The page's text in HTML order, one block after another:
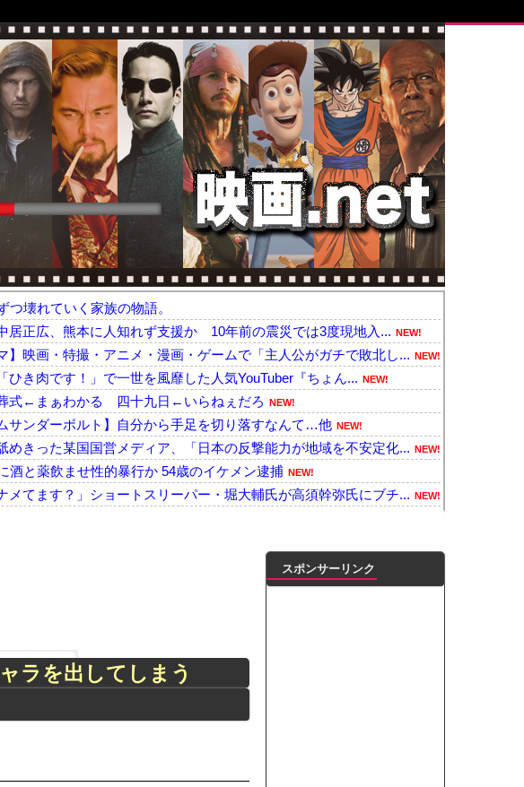
つ壊れていく家族の物語。
居正広、熊本に人知れず支援か 10年前の震災では3度現地入... NEW!
】映画・特撮・アニメ・漫画・ゲームで「主人公がガチで敗北し... NEW!
ひき肉です！」で一世を風靡した人気YouTuber『ちょん... NEW!
葬式←まぁわかる 四十九日←いらねぇだろ NEW!
サンダーボルト】自分から手足を切り落すなんて…他 NEW!
めきった某国国営メディア、「日本の反撃能力が地域を不安定化... NEW!
酒と薬飲ませ性的暴行か 54歳のイケメン逮捕 NEW!
メてます？」ショートスリーパー・堀大輔氏が高須幹弥氏にブチ... NEW!
】 韓国「信用赦免を何回やっても、何回やっても」⇒ 2... NEW!
プにいる爺さん、隙あらば他人のカゴに商品を入れようとする NEW!
「日本の真似してアイドル量産してきたが、本当は人気がなくて...
国が米韓通貨スワップ交渉に全力を注ぐべき理由がこちら‥日米...
ニメーターさん「日本の復興は…中国の温情のおかげだ！」 ←...
ラを出してしまう
スポンサーリンク